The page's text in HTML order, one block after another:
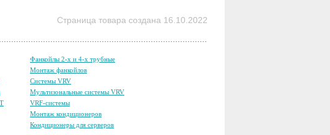
Страница товара создана 16.10.2022
Фанкойлы 2-х и 4-х трубные
Монтаж фанкойлов
Системы VRV
Мультизональные системы VRV
VRF-системы
Монтаж кондиционеров
Кондиционеры для серверов